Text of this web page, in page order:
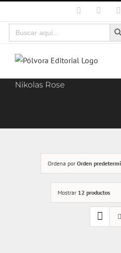
al
contenido
Facebook
Buscar:
Botón
Nikolas Rose
Ordena por Orden
Mostrar 12 productos